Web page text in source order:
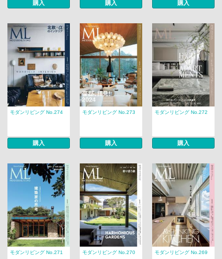
購入 購入 購入
モダンリビング No.274
購入
モダンリビング No.273
購入
モダンリビング No.272
購入
モダンリビング No.271 モダンリビング No.270 モダンリビング No.269